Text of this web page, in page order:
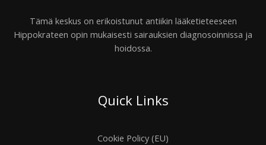
Tämä keskus on erikoistunut antiikin lääketieteeseen
Hippokrateen opin mukaisesti sairauksien diagnosoinnissa ja
hoidossa.
Quick Links
Cookie Policy (EU)